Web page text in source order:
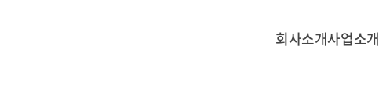
회사소개사업소개